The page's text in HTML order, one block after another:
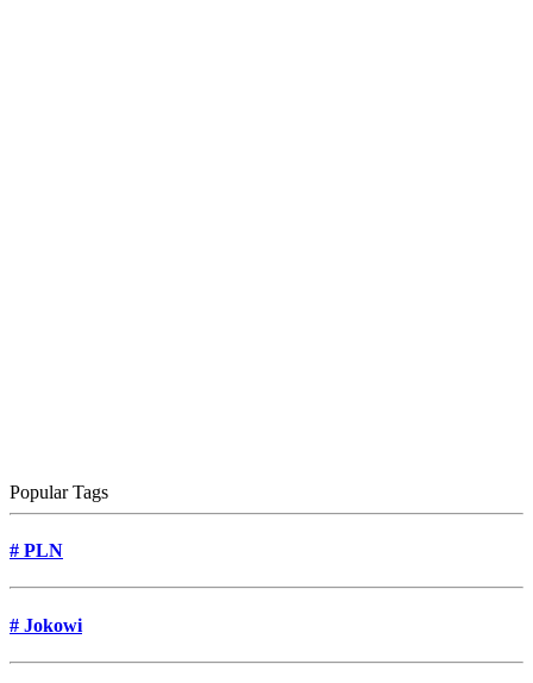
Popular Tags
# PLN
# Jokowi